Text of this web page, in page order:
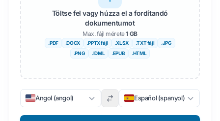
Töltse fel vagy húzza el a fordítandó
dokumentumot
Max. fájl mérete1 GB
.PDF .DOCX .PPTX fájl .XLSX .TXT fájl
.JPG
.PNG
.IDML .EPUB .HTML
Angol (angol) Español (spanyol)